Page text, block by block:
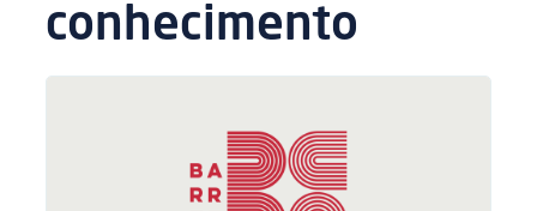
conhecimento